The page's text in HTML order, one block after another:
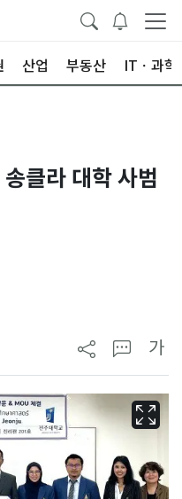
산업 부동산 ITㆍ과학
클라 대학 사범
가